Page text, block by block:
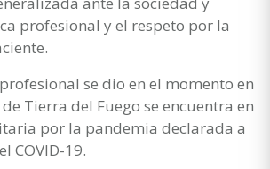
profesional y el respeto por la
se dio en el momento en
Tierra del Fuego se encuentra en
por la pandemia declarada a
COVID-19.